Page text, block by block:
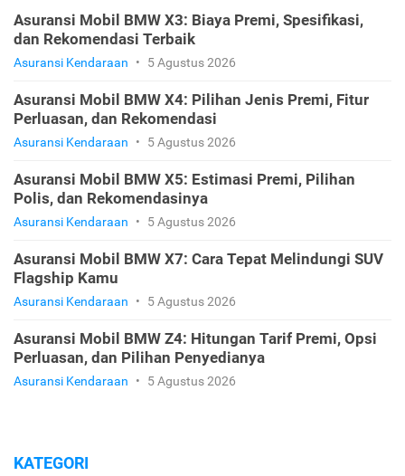
Asuransi Mobil BMW X3: Biaya Premi, Spesifikasi,
dan Rekomendasi Terbaik
Asuransi Kendaraan • 5 Agustus 2026
Asuransi Mobil BMW X4: Pilihan Jenis Premi, Fitur
Perluasan, dan Rekomendasi
Asuransi Kendaraan • 5 Agustus 2026
Asuransi Mobil BMW X5: Estimasi Premi, Pilihan
Polis, dan Rekomendasinya
Asuransi Kendaraan • 5 Agustus 2026
Asuransi Mobil BMW X7: Cara Tepat Melindungi SUV
Flagship Kamu
Asuransi Kendaraan • 5 Agustus 2026
Asuransi Mobil BMW Z4: Hitungan Tarif Premi, Opsi
Perluasan, dan Pilihan Penyedianya
Asuransi Kendaraan • 5 Agustus 2026
KATEGORI